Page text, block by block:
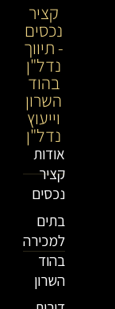
קציר
נכסים
- תיווך
נדל"ן
בהוד
השרון
וייעוץ
נדל"ן
אודות
קציר
נכסים
בתים
למכירה
בהוד
השרון